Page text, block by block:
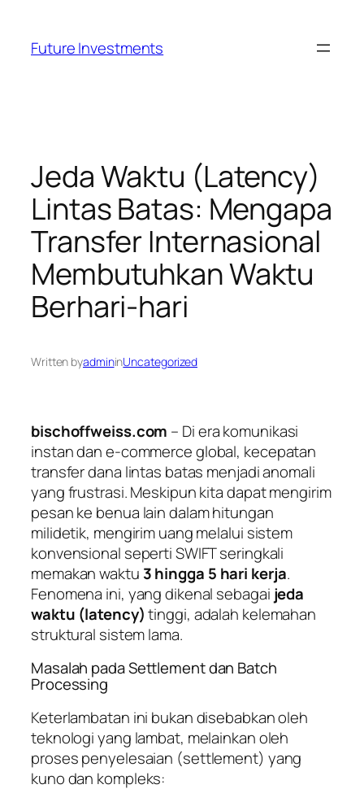
content
Future Investments
Jeda Waktu (Latency)
Lintas Batas: Mengapa
Transfer Internasional
Membutuhkan Waktu
Berhari-hari
Written byadmininUncategorized
bischoffweiss.com – Di era komunikasi
instan dane-commerceglobal, kecepatan
transfer dana lintas batas menjadi anomali
yang frustrasi. Meskipun kita dapat mengirim
pesan ke benua lain dalam hitungan
milidetik, mengirim uang melalui sistem
konvensional seperti SWIFT seringkali
memakan waktu 3 hingga 5 hari kerja.
Fenomena ini, yang dikenal sebagai jeda
waktu (latency)tinggi, adalah kelemahan
struktural sistem lama.
Masalah padaSettlementdan Batch
Processing
Keterlambatan ini bukan disebabkan oleh
teknologi yang lambat, melainkan oleh
proses penyelesaian (settlement) yang
kuno dan kompleks: